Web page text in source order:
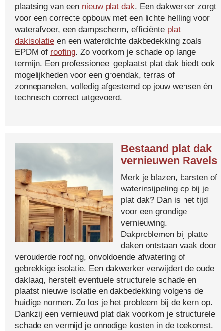
plaatsing van een nieuw plat dak. Een dakwerker zorgt
voor een correcte opbouw met een lichte helling voor
waterafvoer, een dampscherm, efficiënte plat
dakisolatie en een waterdichte dakbedekking zoals
EPDM of roofing. Zo voorkom je schade op lange
termijn. Een professioneel geplaatst plat dak biedt ook
mogelijkheden voor een groendak, terras of
zonnepanelen, volledig afgestemd op jouw wensen én
technisch correct uitgevoerd.
Bestaand plat dak
vernieuwen Ravels
Merk je blazen, barsten of
waterinsijpeling op bij je
plat dak? Dan is het tijd
voor een grondige
vernieuwing.
Dakproblemen bij platte
daken ontstaan vaak door
verouderde roofing, onvoldoende afwatering of
gebrekkige isolatie. Een dakwerker verwijdert de oude
daklaag, herstelt eventuele structurele schade en
plaatst nieuwe isolatie en dakbedekking volgens de
huidige normen. Zo los je het probleem bij de kern op.
Dankzij een vernieuwd plat dak voorkom je structurele
schade en vermijd je onnodige kosten in de toekomst.